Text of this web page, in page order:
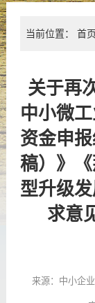
当前位置： 首页
关于再
中小微
资金申
稿）》
型升级
求意
来源： 中小企